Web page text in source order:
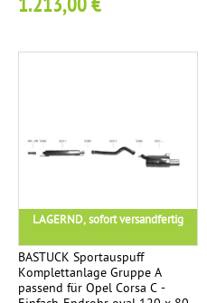
1.213,00 €
LAGERND, sofort versandfertig
BASTUCK Sportauspuff
Komplettanlage Gruppe A
passend für Opel Corsa C -